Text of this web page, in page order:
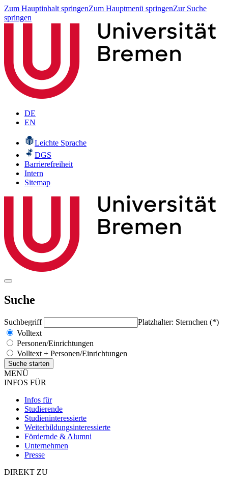
Zum Hauptinhalt springenZum Hauptmenü springenZur Suche
springen
DE
EN
Leichte Sprache
DGS
Barrierefreiheit
Intern
Sitemap
Suche
Suchbegriff
Platzhalter: Sternchen (*)
Volltext
Personen/Einrichtungen
Volltext + Personen/Einrichtungen
MENÜ
INFOS FÜR
Infos für
Studierende
Studieninteressierte
Weiterbildungsinteressierte
Fördernde & Alumni
Unternehmen
Presse
DIREKT ZU